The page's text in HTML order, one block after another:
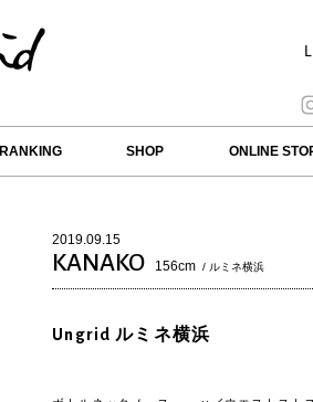
RANKING SHOP ONLINE
2019.09.15
KANAKO 156cm / ルミネ横浜
Ungrid ルミネ横浜